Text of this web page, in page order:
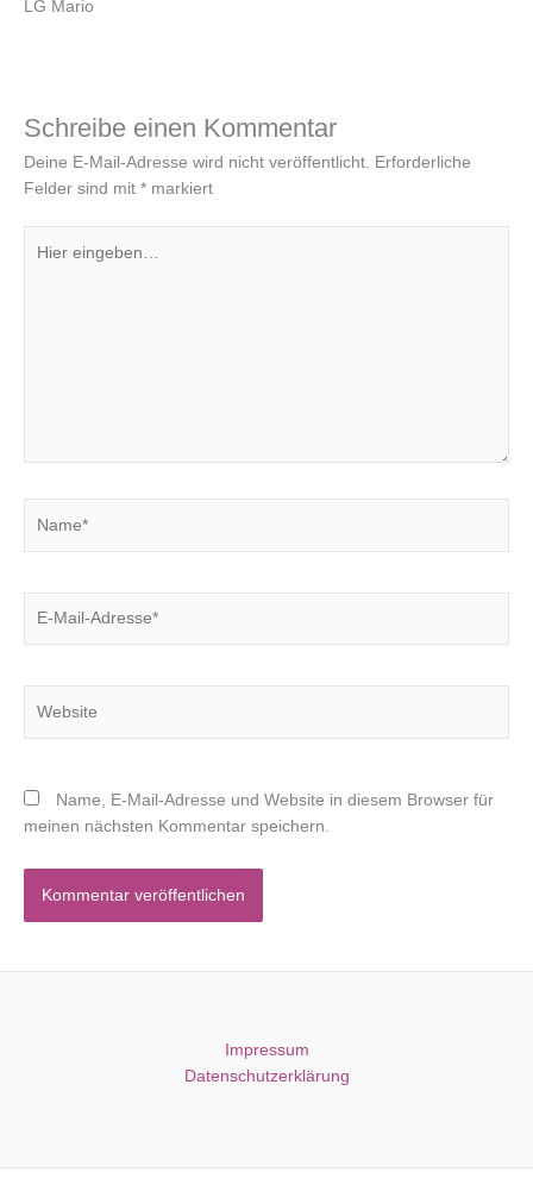
LG Mario
Schreibe einen Kommentar
Deine E-Mail-Adresse wird nicht veröffentlicht.
Erforderliche
Felder sind mit * markiert
eingeben…
Name, E-Mail-Adresse und Website in diesem Browser für
meinen nächsten Kommentar speichern.
Impressum
Datenschutzerklärung